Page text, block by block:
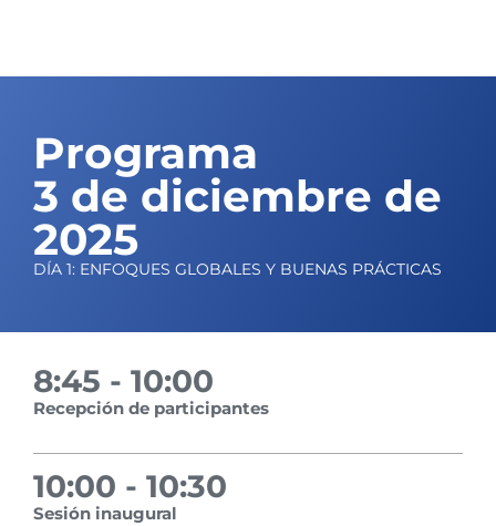
Programa
3 de diciembre de
2025
DÍA 1: ENFOQUES GLOBALES Y BUENAS PRÁCTICAS
8:45 - 10:00
Recepción de participantes
10:00 - 10:30
Sesión inaugural